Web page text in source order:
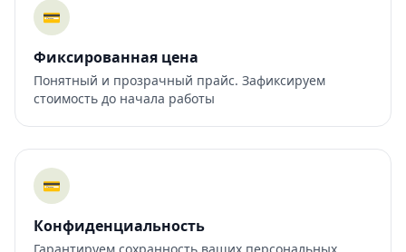
💳
Фиксированная цена
Понятный и прозрачный прайс. Зафиксируем
стоимость до начала работы
💳
Конфиденциальность